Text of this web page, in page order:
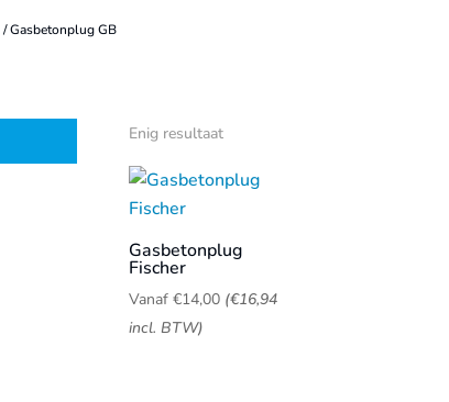
/ Gasbetonplug GB
Enig resultaat
Gasbetonplug
Fischer
Vanaf €14,00 (€16,94
incl. BTW)